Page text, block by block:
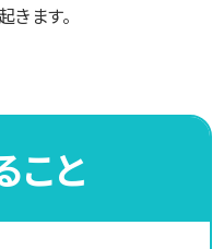
きます。
こと